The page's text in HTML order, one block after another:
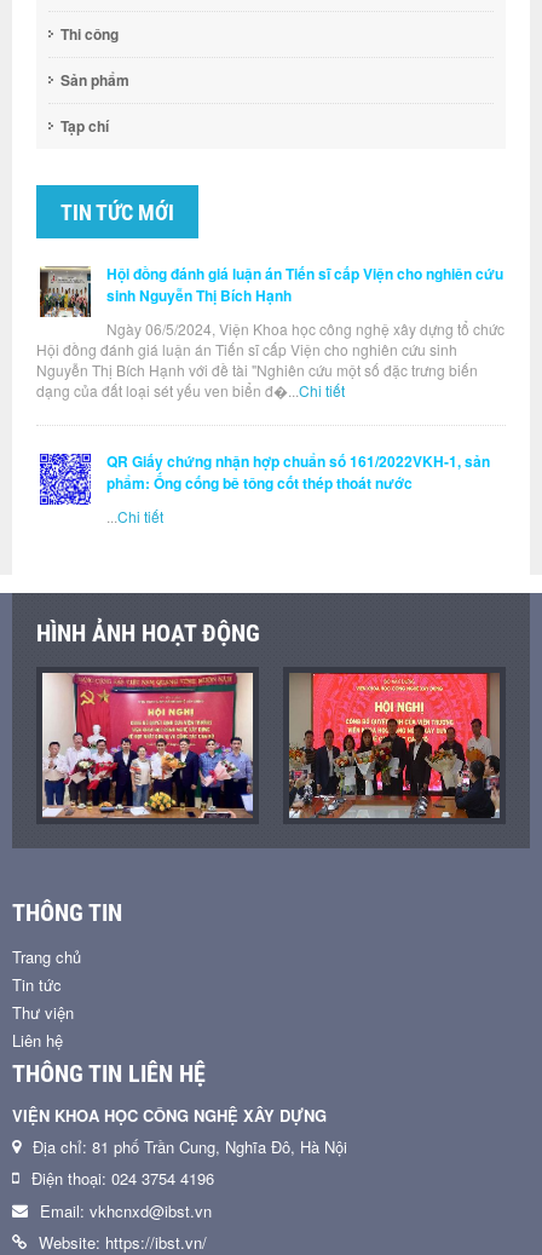
Thi công
Sản phẩm
Tạp chí
TIN TỨC MỚI
Hội đồng đánh giá luận án Tiến sĩ cấp Viện cho nghiên cứu
sinh Nguyễn Thị Bích Hạnh
Ngày 06/5/2024, Viện Khoa học công nghệ xây dựng tổ chức
Hội đồng đánh giá luận án Tiến sĩ cấp Viện cho nghiên cứu sinh
Nguyễn Thị Bích Hạnh với đề tài "Nghiên cứu một số đặc trưng biến
dạng của đất loại sét yếu ven biển đ�... Chi tiết
QR Giấy chứng nhận hợp chuẩn số 161/2022VKH-1, sản
phẩm: Ống cống bê tông cốt thép thoát nước
Chi tiết
HÌNH ẢNH HOẠT ĐỘNG
THÔNG TIN
Trang chủ
Tin tức
Thư viện
Liên hệ
THÔNG TIN LIÊN HỆ
VIỆN KHOA HỌC CÔNG NGHỆ XÂY DỰNG
Địa chỉ: 81 phố Trần Cung, Nghĩa Đô, Hà Nội
Điện thoại: 024 3754 4196
Email: vkhcnxd@ibst.vn
Website: https://ibst.vn/